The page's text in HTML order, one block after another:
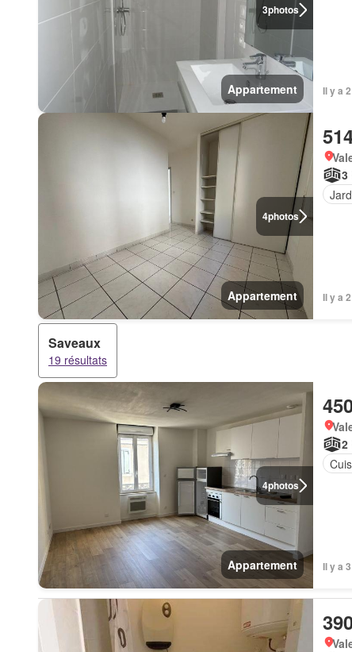
3photos
Appartement Il y a
4photos
Appartement
3
Il y a
Saveaux
19 résultats
4photos
Appartement
2
Il y a